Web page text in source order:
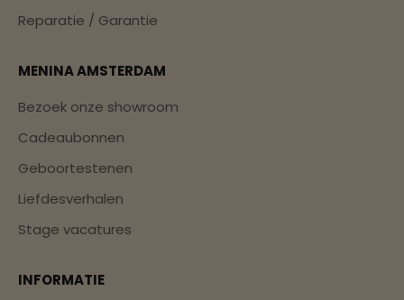
Reparatie / Garantie
MENINA AMSTERDAM
Bezoek onze showroom
Cadeaubonnen
Geboortestenen
Liefdesverhalen
Stage vacatures
INFORMATIE